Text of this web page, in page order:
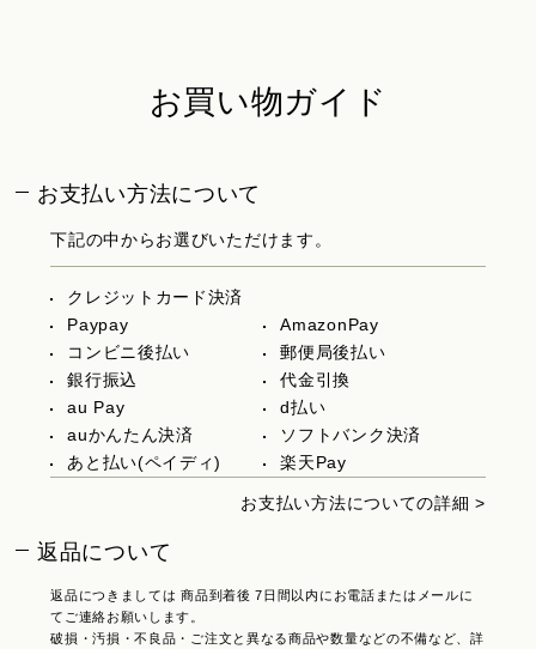
お買い物ガイド
お支払い方法について
下記の中からお選びいただけます。
クレジットカード決済
Paypay
AmazonPay
コンビニ後払い
郵便局後払い
銀行振込
代金引換
au Pay
d払い
auかんたん決済
ソフトバンク決済
あと払い(ペイディ)
楽天Pay
お支払い方法についての詳細 >
返品について
返品につきましては 商品到着後 7日間以内にお電話またはメールに
てご連絡お願いします。
破損・汚損・不良品・ご注文と異なる商品や数量などの不備など、詳